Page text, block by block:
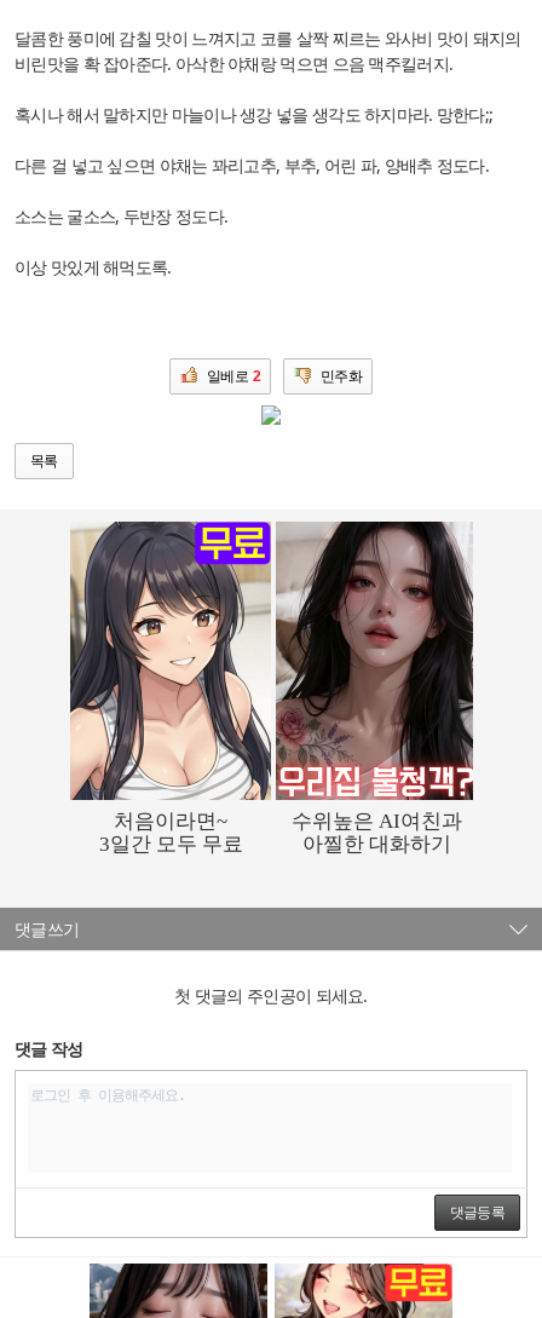
달콤한 풍미에 감칠 맛이 느껴지고 코를 살짝 찌르는 와사비 맛이 돼지의
비린맛을 확 잡아준다. 아삭한 야채랑 먹으면 으음 맥주킬러지.
혹시나 해서 말하지만 마늘이나 생강 넣을 생각도 하지마라. 망한다;;
다른 걸 넣고 싶으면 야채는 꽈리고추, 부추, 어린 파, 양배추 정도다.
소스는 굴소스, 두반장 정도다.
이상 맛있게 해먹도록.
일베로 2 민주화
목록
댓글쓰기
첫 댓글의 주인공이 되세요.
댓글 작성
댓글등록